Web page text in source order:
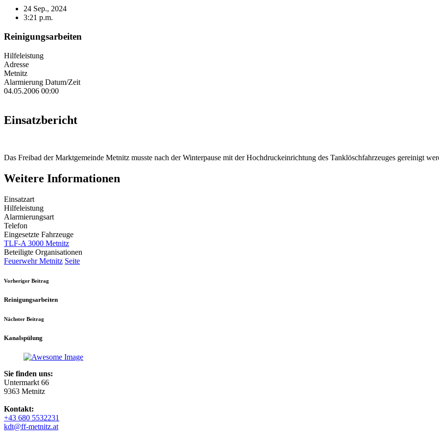
24 Sep., 2024
3:21 p.m.
Reinigungsarbeiten
Hilfeleistung
Adresse
Metnitz
Alarmierung Datum/Zeit
04.05.2006 00:00
Einsatzbericht
Das Freibad der Marktgemeinde Metnitz musste nach der Winterpause mit der Hochdruckeinrichtung des Tanklöschfahrzeuges gereinigt
Weitere Informationen
Einsatzart
Hilfeleistung
Alarmierungsart
Telefon
Eingesetzte Fahrzeuge
TLF-A 3000 Metnitz
Beteiligte Organisationen
Feuerwehr Metnitz Seite
Vorheriger Beitrag
Reinigungsarbeiten
Nächster Beitrag
Kanalspülung
Sie finden uns:
Untermarkt 66
9363 Metnitz
Kontakt:
+43 680 5532231
kdt@ff-metnitz.at